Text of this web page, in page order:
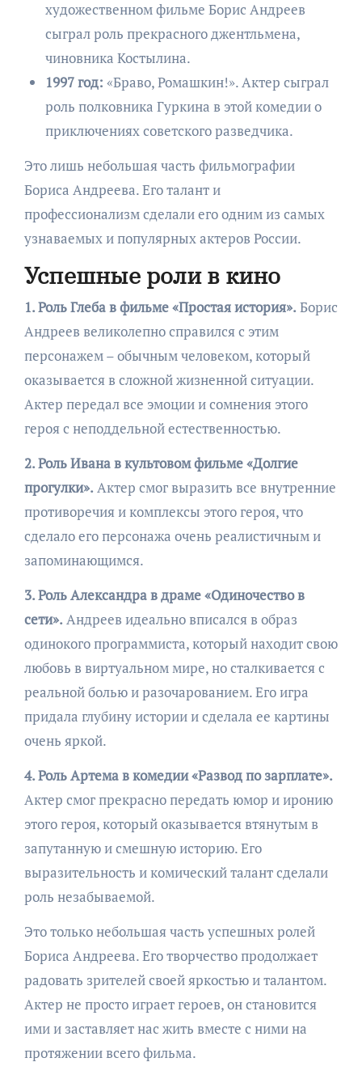
художественном фильме Борис Андреев
сыграл роль прекрасного джентльмена,
чиновника Костылина.
1997 год: «Браво, Ромашкин!». Актер сыграл
роль полковника Гуркина в этой комедии о
приключениях советского разведчика.
Это лишь небольшая часть фильмографии
Бориса Андреева. Его талант и
профессионализм сделали его одним из самых
узнаваемых и популярных актеров России.
Успешные роли в кино
1. Роль Глеба в фильме «Простая история». Борис
Андреев великолепно справился с этим
персонажем – обычным человеком, который
оказывается в сложной жизненной ситуации.
Актер передал все эмоции и сомнения этого
героя с неподдельной естественностью.
2. Роль Ивана в культовом фильме «Долгие
прогулки». Актер смог выразить все внутренние
противоречия и комплексы этого героя, что
сделало его персонажа очень реалистичным и
запоминающимся.
3. Роль Александра в драме «Одиночество в
сети». Андреев идеально вписался в образ
одинокого программиста, который находит свою
любовь в виртуальном мире, но сталкивается с
реальной болью и разочарованием. Его игра
придала глубину истории и сделала ее картины
очень яркой.
4. Роль Артема в комедии «Развод по зарплате».
Актер смог прекрасно передать юмор и иронию
этого героя, который оказывается втянутым в
запутанную и смешную историю. Его
выразительность и комический талант сделали
роль незабываемой.
Это только небольшая часть успешных ролей
Бориса Андреева. Его творчество продолжает
радовать зрителей своей яркостью и талантом.
Актер не просто играет героев, он становится
ими и заставляет нас жить вместе с ними на
протяжении всего фильма.